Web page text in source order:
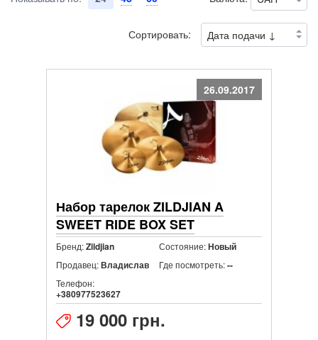
Сортировать:
26.09.2017
Набор тарелок ZILDJIAN A
SWEET RIDE BOX SET
Бренд:Zildjian Состояние:Новый
Продавец:Владислав Где посмотреть:--
Телефон:
+380977523627
19 000 грн.